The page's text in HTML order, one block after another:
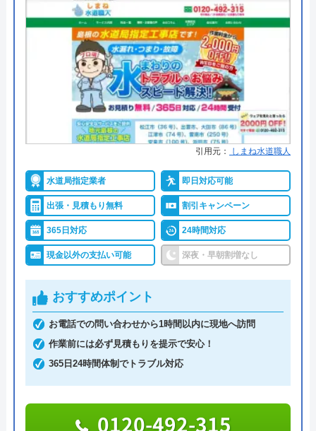
●支払い方法
現金、クレジットカード、コンビ
ニ決済、QRコード決済、ショッピ
ングローン、デビットカード決
済、銀行決済
●累計実績
依頼件数194万件以上（2023年累
計）
●保証・保険 ―
詳細は公式HPでご確認ください
クラシアンがおすすめの理由
クラシアンはTVCMを放送しており、その知名度の
高さは信頼できるポイントです。業界問わず多くの
企業も利用しており、そういった点でも間違いなく
悪質な業者ではありません。
作業にかかる金額自体は他の業者とそれほど変わら
ず、残念ながら割引等もありませんが、2回目以降
業に入るので安心です。作業料金とは別に事務手数
引用元： しまね水道職人
水道局指定業者 即日対応可能
出張・見積もり無料 割引キャンペーン
365日対応 24時間対応
現金以外の支払い可能 深夜・早朝割増なし
おすすめポイント
お電話での問い合わせから1時間以内に現地へ訪問
作業前には必ず見積もりを提示で安心！
365日24時間体制でトラブル対応
0120-492-315